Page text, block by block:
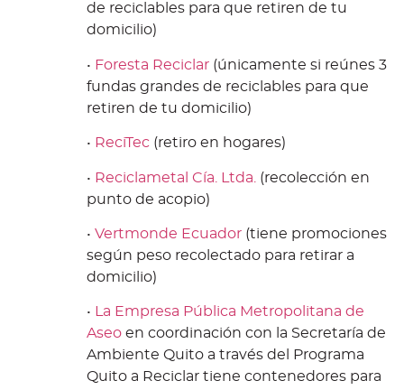
de reciclables para que retiren de tu
domicilio)
• Foresta Reciclar (únicamente si reúnes 3
fundas grandes de reciclables para que
retiren de tu domicilio)
• ReciTec (retiro en hogares)
• Reciclametal Cía. Ltda. (recolección en
punto de acopio)
• Vertmonde Ecuador (tiene promociones
según peso recolectado para retirar a
domicilio)
• La Empresa Pública Metropolitana de
Aseo en coordinación con la Secretaría de
Ambiente Quito a través del Programa
Quito a Reciclar tiene contenedores para